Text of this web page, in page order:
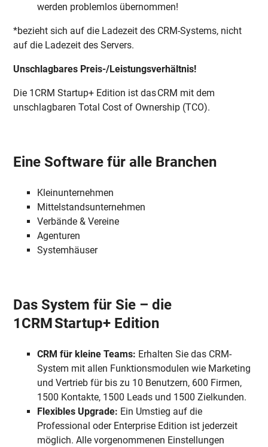
werden problemlos übernommen!
*bezieht sich auf die Ladezeit des CRM-Systems, nicht
auf die Ladezeit des Servers.
Unschlagbares Preis-/Leistungsverhältnis!
Die 1CRM Startup+ Edition ist das CRM mit dem
unschlagbaren Total Cost of Ownership (TCO).
Eine Software für alle Branchen
Kleinunternehmen
Mittelstandsunternehmen
Verbände & Vereine
Agenturen
Systemhäuser
Das System für Sie – die
1CRM Startup+ Edition
CRM für kleine Teams: Erhalten Sie das CRM-
System mit allen Funktionsmodulen wie Marketing
und Vertrieb für bis zu 10 Benutzern, 600 Firmen,
1500 Kontakte, 1500 Leads und 1500 Zielkunden.
Flexibles Upgrade: Ein Umstieg auf die
Professional oder Enterprise Edition ist jederzeit
möglich. Alle vorgenommenen Einstellungen